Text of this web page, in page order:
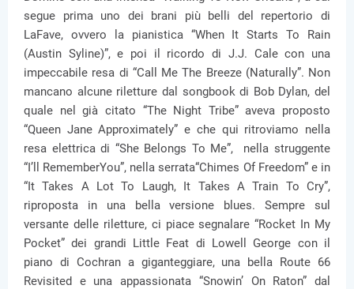
segue prima uno dei brani più belli del repertorio di
LaFave, ovvero la pianistica “When It Starts To Rain
(Austin Syline)”, e poi il ricordo di J.J. Cale con una
impeccabile resa di “Call Me The Breeze (Naturally”. Non
mancano alcune riletture dal songbook di Bob Dylan, del
quale nel già citato “The Night Tribe” aveva proposto
“Queen Jane Approximately” e che qui ritroviamo nella
resa elettrica di “She Belongs To Me”, nella struggente
“I’ll RememberYou”, nella serrata“Chimes Of Freedom” e in
“It Takes A Lot To Laugh, It Takes A Train To Cry”,
riproposta in una bella versione blues. Sempre sul
versante delle riletture, ci piace segnalare “Rocket In My
Pocket” dei grandi Little Feat di Lowell George con il
piano di Cochran a giganteggiare, una bella Route 66
Revisited e una appassionata “Snowin’ On Raton” dal